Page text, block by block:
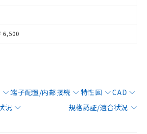
6,500
端子配置/内部接続 特性図
CAD
況
規格認証/適合状況